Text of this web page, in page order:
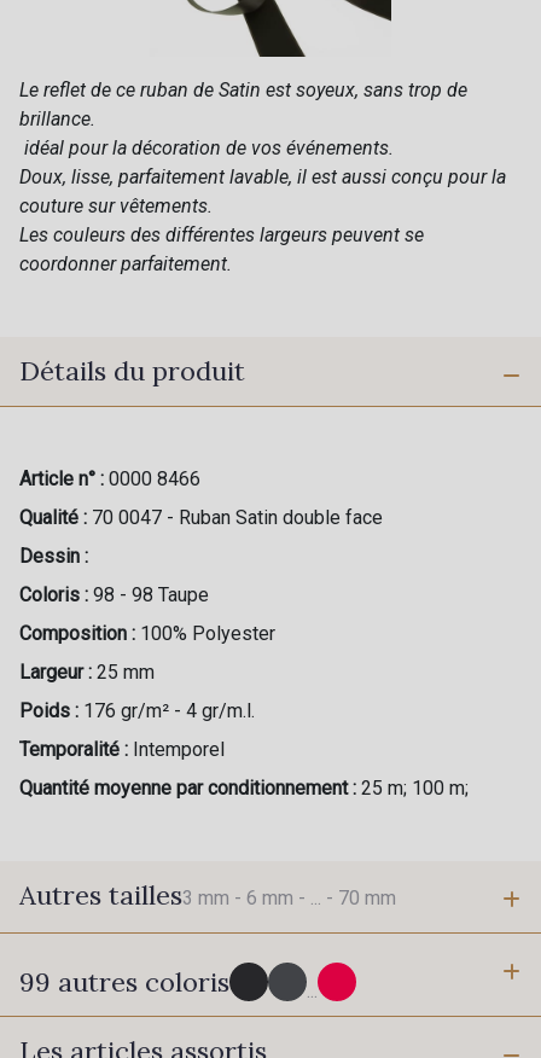
Le reflet de ce ruban de Satin est soyeux, sans trop de
brillance.
idéal pour la décoration de vos événements.
Doux, lisse, parfaitement lavable, il est aussi conçu pour la
couture sur vêtements.
Les couleurs des différentes largeurs peuvent se
coordonner parfaitement.
Détails du produit
Article n° : 0000 8466
Qualité : 70 0047 - Ruban Satin double face
Dessin :
Coloris : 98 - 98 Taupe
Composition : 100% Polyester
Largeur : 25 mm
Poids : 176 gr/m² - 4 gr/m.l.
Temporalité : Intemporel
Quantité moyenne par conditionnement : 25 m; 100 m;
Autres tailles3 mm - 6 mm - ... - 70 mm
3 mm
99 autres coloris ...
Les articles assortis